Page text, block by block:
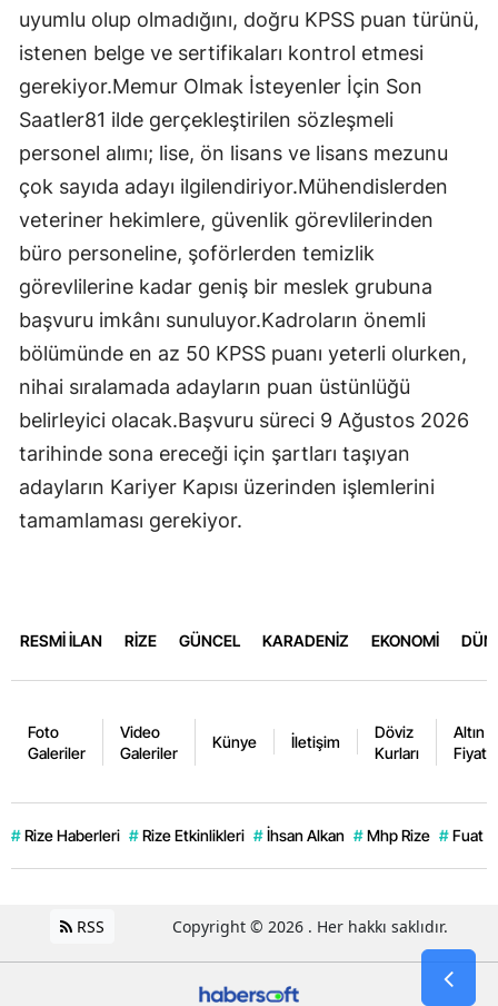
uyumlu olup olmadığını, doğru KPSS puan türünü,
istenen belge ve sertifikaları kontrol etmesi
gerekiyor.Memur Olmak İsteyenler İçin Son
Saatler81 ilde gerçekleştirilen sözleşmeli
personel alımı; lise, ön lisans ve lisans mezunu
çok sayıda adayı ilgilendiriyor.Mühendislerden
veteriner hekimlere, güvenlik görevlilerinden
büro personeline, şoförlerden temizlik
görevlilerine kadar geniş bir meslek grubuna
başvuru imkânı sunuluyor.Kadroların önemli
bölümünde en az 50 KPSS puanı yeterli olurken,
nihai sıralamada adayların puan üstünlüğü
belirleyici olacak.Başvuru süreci 9 Ağustos 2026
tarihinde sona ereceği için şartları taşıyan
adayların Kariyer Kapısı üzerinden işlemlerini
tamamlaması gerekiyor.
RESMİ İLAN RİZE GÜNCEL KARADENİZ EKONOMİ
Foto
Galeriler
Video
Galeriler
Künye İletişim
Döviz
Kurları
Altın
# Rize Haberleri # Rize Etkinlikleri # İhsan Alkan # Mhp Rize # Fuat
RSS Copyright © 2026 . Her hakkı saklıdır.